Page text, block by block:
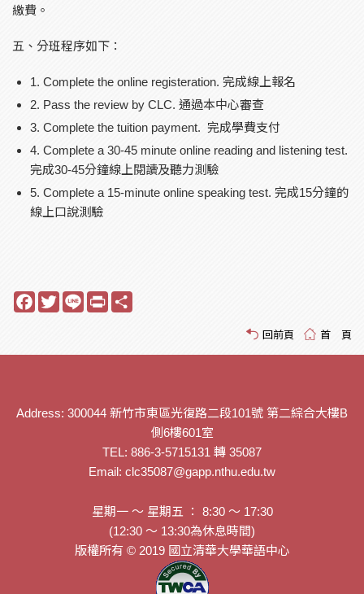
繳費。
五、分班程序如下：
1. Complete the online registeration. 完成線上報名
2. Pass the review by CLC. 通過本中心審查
3. Complete the tuition payment. 完成學費支付
4. Complete a 30-45 minute online reading and listening test.
完成30-45分鐘線上閱讀及聽力測驗
5. Complete a 15-minute online speaking test. 完成15分鐘的
線上口說測驗
Facebook
TwitterLine Print
回前頁 首 頁
Address: 300044 新竹市東區光復路二段101號 第二綜合大樓B
側6樓601室
TEL: 886-3-5715131 轉 35087
Email: clc35087@gapp.nthu.edu.tw
星期一 ～ 星期五 ： 8:30 ～ 17:30
(12:30 ～ 13:30為休息時間)
版權所有 © 2019 國立清華大學華語中心